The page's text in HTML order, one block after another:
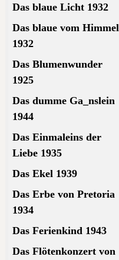
Das blaue Licht 1932
Das blaue vom Himmel
1932
Das Blumenwunder
1925
Das dumme Ga_nslein
1944
Das Einmaleins der
Liebe 1935
Das Ekel 1939
Das Erbe von Pretoria
1934
Das Ferienkind 1943
Das Flötenkonzert von